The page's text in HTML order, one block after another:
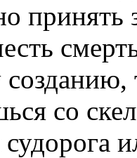
со
судорога